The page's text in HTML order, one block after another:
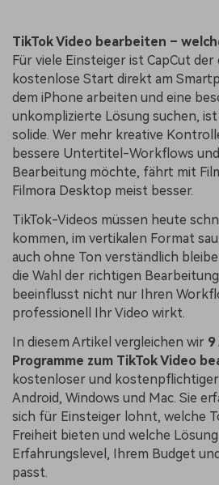
TikTok Video bearbeiten –
Für viele Einsteiger ist CapCut
kostenlose Start direkt am
dem iPhone arbeiten und eine
unkomplizierte Lösung suchen,
solide. Wer mehr kreative
bessere Untertitel-Workflows
Bearbeitung möchte, fährt mit
Filmora Desktop meist besser.
TikTok-Videos müssen heute
kommen, im vertikalen Format
auch ohne Ton verständlich
die Wahl der richtigen
beeinflusst nicht nur Ihren
professionell Ihr Video wirkt.
In diesem Artikel vergleichen wir 9
Programme zum TikTok Video
kostenloser und
Android, Windows und Mac. Sie
sich für Einsteiger lohnt, welche
Freiheit bieten und welche
Erfahrungslevel, Ihrem Budget
passt.